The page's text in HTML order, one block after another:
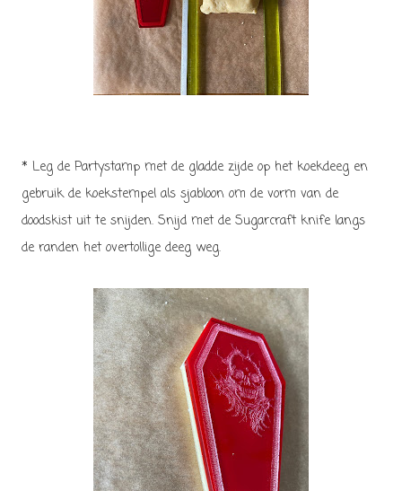
* Leg de Partystamp met de gladde zijde op het koekdeeg en
gebruik de koekstempel als sjabloon om de vorm van de
doodskist uit te snijden. Snijd met de Sugarcraft knife langs
de randen het overtollige deeg weg.